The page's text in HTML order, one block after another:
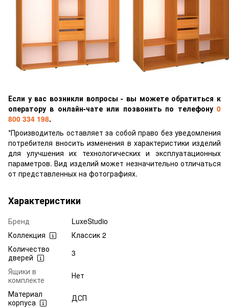
Если у вас возникли вопросы - вы можете обратиться к
оператору в онлайн-чате или позвонить по телефону 0
800 334 198.
*Производитель оставляет за собой право без уведомления
потребителя вносить изменения в характеристики изделий
для улучшения их технологических и эксплуатационных
параметров. Вид изделий может незначительно отличаться
от представленных на фотографиях.
Характеристики
Бренд
LuxeStudio
Коллекция
Классик 2
Количество
дверей
3
Ящики в
комплекте
Нет
Материал
корпуса
ДСП